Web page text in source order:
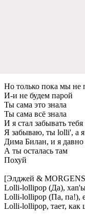
Но только пока мы не
И-и не будем парой
Ты сама это знала
Ты сама всё знала
И я стал забывать тебя
Я забываю, ты lolli', а я
Дима Билан, и я давно
А ты осталась там
Похуй
[Элджей &
Lolli-lollipop (Да),
Lolli-lollipop (Па, па!),
Lolli-lollipop, тает, как